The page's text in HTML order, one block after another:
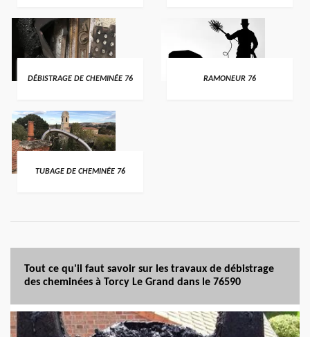
DÉBISTRAGE DE CHEMINÉE 76 RAMONEUR 76
TUBAGE DE CHEMINÉE 76
Tout ce qu'il faut savoir sur les travaux de débistrage
des cheminées à Torcy Le Grand dans le 76590